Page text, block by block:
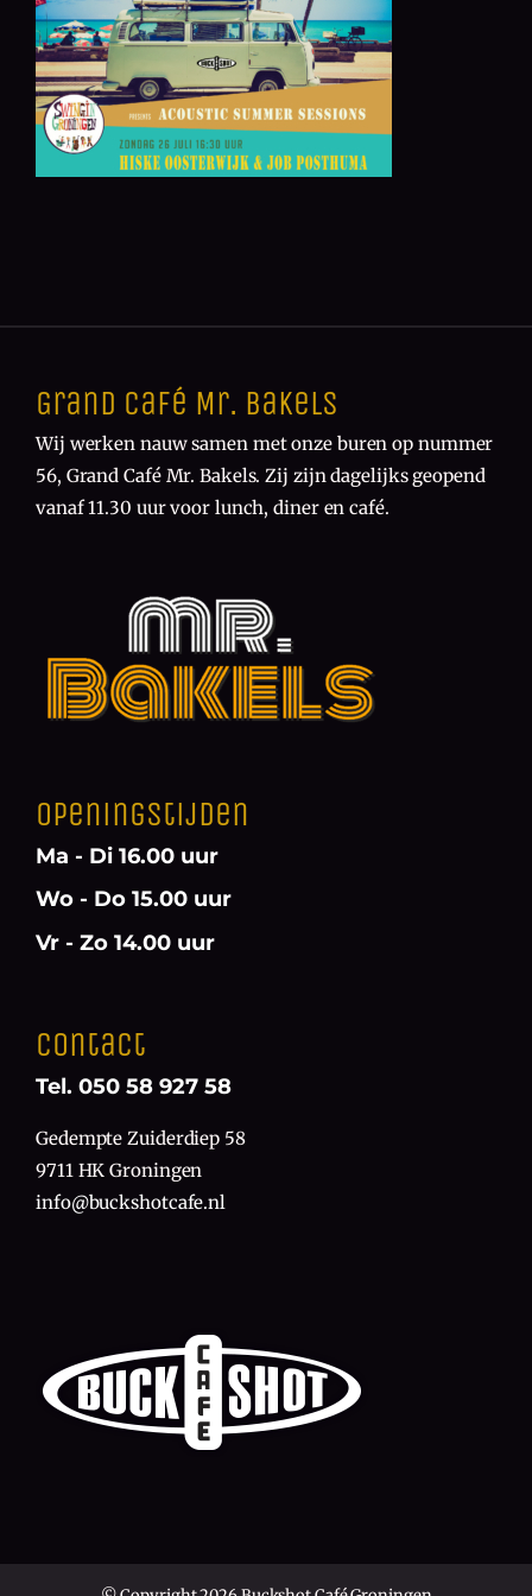
Grand Café Mr. Bakels
Wij werken nauw samen met onze buren op nummer
56, Grand Café Mr. Bakels. Zij zijn dagelijks geopend
vanaf 11.30 uur voor lunch, diner en café.
Openingstijden
Ma - Di 16.00 uur
Wo - Do 15.00 uur
Vr - Zo 14.00 uur
Contact
Tel. 050 58 927 58
Gedempte Zuiderdiep 58
9711 HK Groningen
info@buckshotcafe.nl